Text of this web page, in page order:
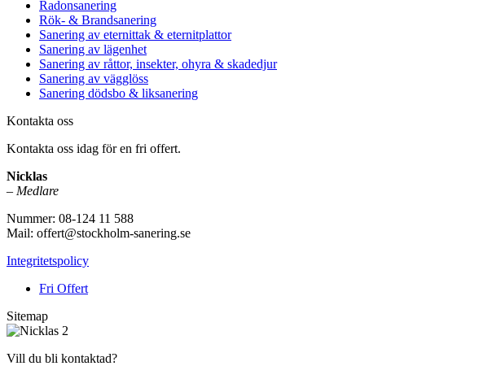
Radonsanering
Rök- & Brandsanering
Sanering av eternittak & eternitplattor
Sanering av lägenhet
Sanering av råttor, insekter, ohyra & skadedjur
Sanering av vägglöss
Sanering dödsbo & liksanering
Kontakta oss
Kontakta oss idag för en fri offert.
Nicklas
– Medlare
Nummer: 08-124 11 588
Mail: offert@stockholm-sanering.se
Integritetspolicy
Fri Offert
Sitemap
Vill du bli kontaktad?